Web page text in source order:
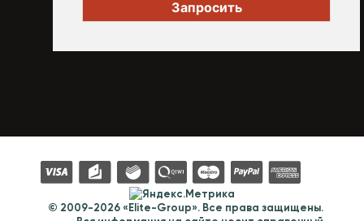
© 2009-2026 «Elite-Group». Все права защищены.